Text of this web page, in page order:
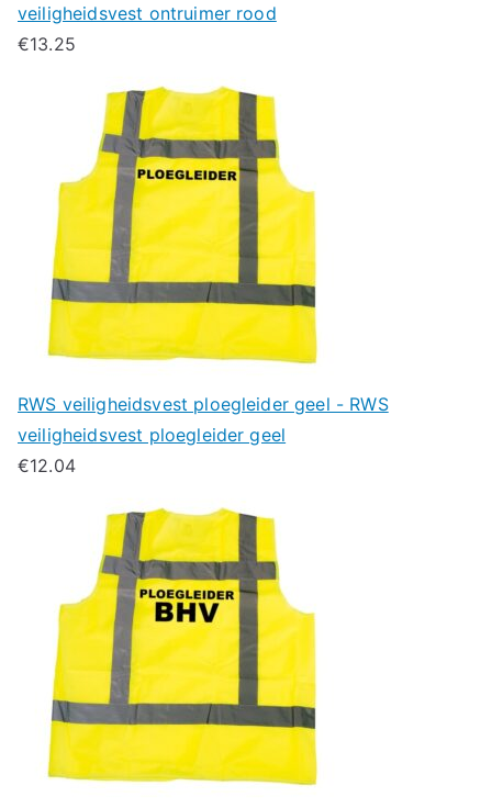
veiligheidsvest ontruimer rood
€13.25
RWS veiligheidsvest ploegleider geel - RWS
veiligheidsvest ploegleider geel
€12.04